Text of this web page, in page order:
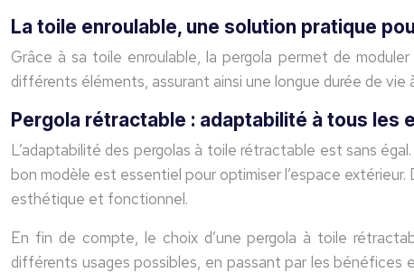
La toile enroulable, une solution pratique
Grâce à sa toile enroulable, la pergola permet de
différents éléments, assurant ainsi une longue durée de
Pergola rétractable : adaptabilité à tous les
L’adaptabilité des pergolas à toile rétractable est sans
bon modèle est essentiel pour optimiser l’espace
esthétique et fonctionnel.
En fin de compte, le choix d’une pergola à toile
différents usages possibles, en passant par les bénéfices